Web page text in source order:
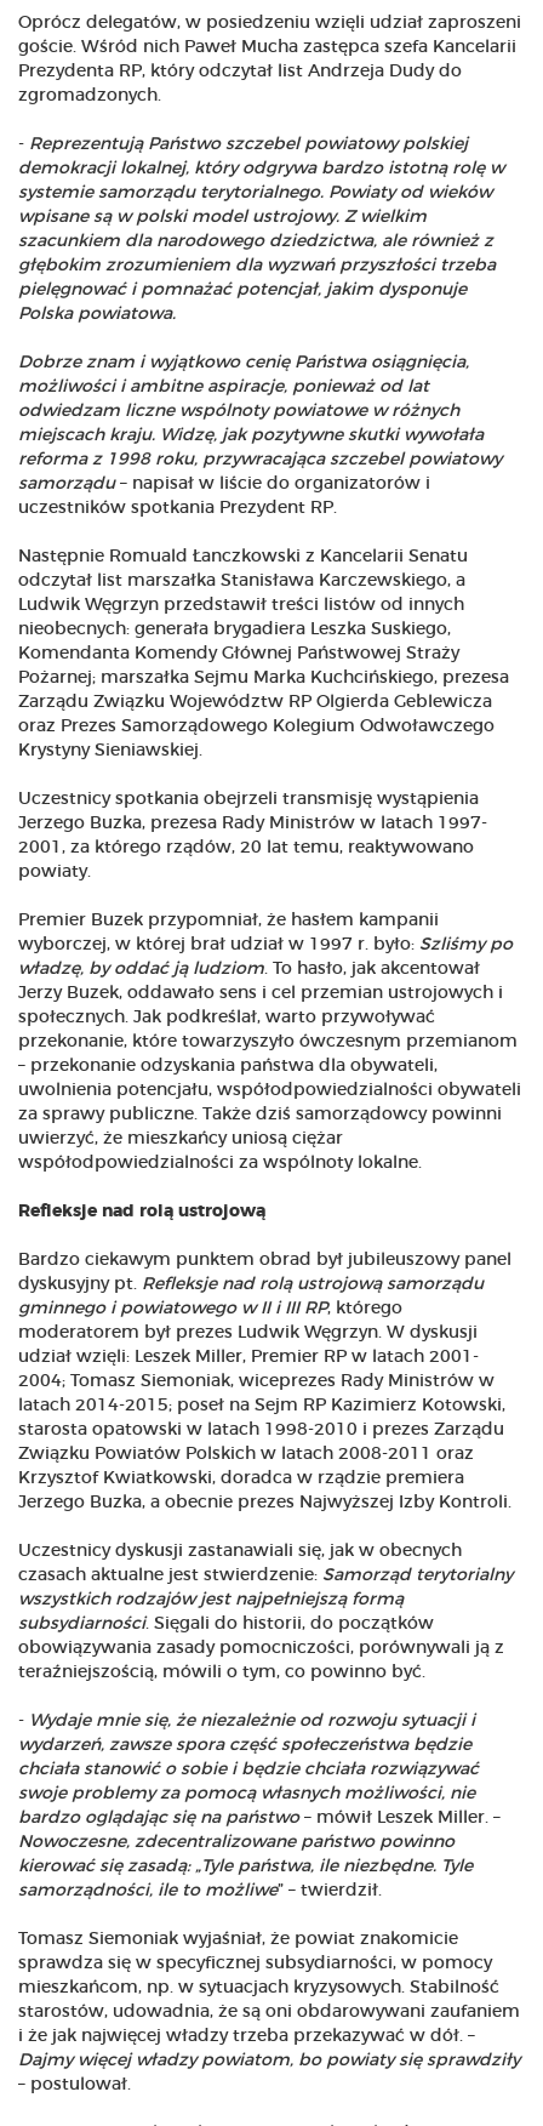
Oprócz delegatów, w posiedzeniu wzięli udział zaproszeni
goście. Wśród nich Paweł Mucha zastępca szefa Kancelarii
Prezydenta RP, który odczytał list Andrzeja Dudy do
zgromadzonych.
- Reprezentują Państwo szczebel powiatowy polskiej
demokracji lokalnej, który odgrywa bardzo istotną rolę w
systemie samorządu terytorialnego. Powiaty od wieków
wpisane są w polski model ustrojowy. Z wielkim
szacunkiem dla narodowego dziedzictwa, ale również z
głębokim zrozumieniem dla wyzwań przyszłości trzeba
pielęgnować i pomnażać potencjał, jakim dysponuje
Polska powiatowa.
Dobrze znam i wyjątkowo cenię Państwa osiągnięcia,
możliwości i ambitne aspiracje, ponieważ od lat
odwiedzam liczne wspólnoty powiatowe w różnych
miejscach kraju. Widzę, jak pozytywne skutki wywołała
reforma z 1998 roku, przywracająca szczebel powiatowy
samorządu– napisał w liście do organizatorów i
uczestników spotkania Prezydent RP.
Następnie Romuald Łanczkowski z Kancelarii Senatu
odczytał list marszałka Stanisława Karczewskiego, a
Ludwik Węgrzyn przedstawił treści listów od innych
nieobecnych: generała brygadiera Leszka Suskiego,
Komendanta Komendy Głównej Państwowej Straży
Pożarnej; marszałka Sejmu Marka Kuchcińskiego, prezesa
Zarządu Związku Województw RP Olgierda Geblewicza
oraz Prezes Samorządowego Kolegium Odwoławczego
Krystyny Sieniawskiej.
Uczestnicy spotkania obejrzeli transmisję wystąpienia
Jerzego Buzka, prezesa Rady Ministrów w latach 1997-
2001, za którego rządów, 20 lat temu, reaktywowano
powiaty.
Premier Buzek przypomniał, że hasłem kampanii
wyborczej, w której brał udział w 1997 r. było: Szliśmy po
władzę, by oddać ją ludziom. To hasło, jak akcentował
Jerzy Buzek, oddawało sens i cel przemian ustrojowych i
społecznych. Jak podkreślał, warto przywoływać
przekonanie, które towarzyszyło ówczesnym przemianom
– przekonanie odzyskania państwa dla obywateli,
uwolnienia potencjału, współodpowiedzialności obywateli
za sprawy publiczne. Także dziś samorządowcy powinni
uwierzyć, że mieszkańcy uniosą ciężar
współodpowiedzialności za wspólnoty lokalne.
Refleksje nad rolą ustrojową
Bardzo ciekawym punktem obrad był jubileuszowy panel
dyskusyjny pt. Refleksje nad rolą ustrojową samorządu
gminnego i powiatowego w II i III RP, którego
moderatorem był prezes Ludwik Węgrzyn. W dyskusji
udział wzięli: Leszek Miller, Premier RP w latach 2001-
2004; Tomasz Siemoniak, wiceprezes Rady Ministrów w
latach 2014-2015; poseł na Sejm RP Kazimierz Kotowski,
starosta opatowski w latach 1998-2010 i prezes Zarządu
Związku Powiatów Polskich w latach 2008-2011 oraz
Krzysztof Kwiatkowski, doradca w rządzie premiera
Jerzego Buzka, a obecnie prezes Najwyższej Izby Kontroli.
Uczestnicy dyskusji zastanawiali się, jak w obecnych
czasach aktualne jest stwierdzenie: Samorząd terytorialny
wszystkich rodzajów jest najpełniejszą formą
subsydiarności. Sięgali do historii, do początków
obowiązywania zasady pomocniczości, porównywali ją z
teraźniejszością, mówili o tym, co powinno być.
- Wydaje mnie się, że niezależnie od rozwoju sytuacji i
wydarzeń, zawsze spora część społeczeństwa będzie
chciała stanowić o sobie i będzie chciała rozwiązywać
swoje problemy za pomocą własnych możliwości, nie
bardzo oglądając się na państwo– mówił Leszek Miller. –
Nowoczesne, zdecentralizowane państwo powinno
kierować się zasadą: „Tyle państwa, ile niezbędne. Tyle
samorządności, ile to możliwe” – twierdził.
Tomasz Siemoniak wyjaśniał, że powiat znakomicie
sprawdza się w specyficznej subsydiarności, w pomocy
mieszkańcom, np. w sytuacjach kryzysowych. Stabilność
starostów, udowadnia, że są oni obdarowywani zaufaniem
i że jak najwięcej władzy trzeba przekazywać w dół. –
Dajmy więcej władzy powiatom, bo powiaty się sprawdziły
– postulował.